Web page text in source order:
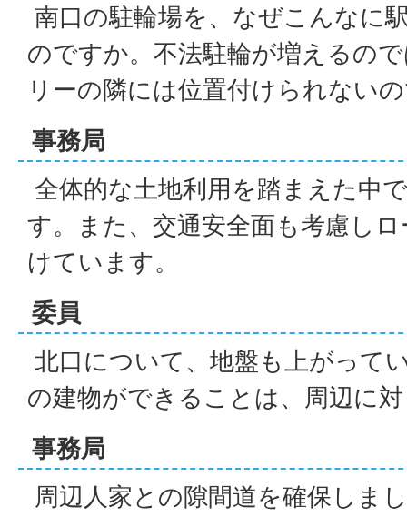
南口の駐輪場を、なぜこんなに
のですか。不法駐輪が増えるの
リーの隣には位置付けられない
事務局
全体的な土地利用を踏まえた中
す。また、交通安全面も考慮し
けています。
委員
北口について、地盤も上がって
の建物ができることは、周辺に
事務局
周辺人家との隙間道を確保しま